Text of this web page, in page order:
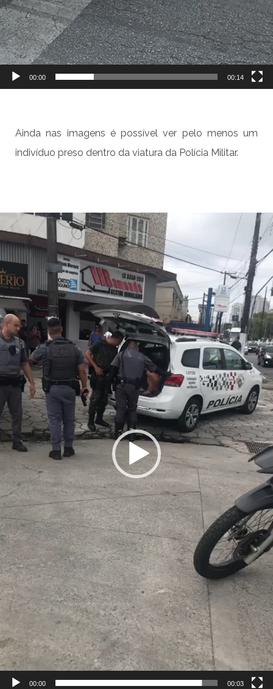
00:00 00:14
Ainda nas imagens é possível ver pelo menos um
indivíduo preso dentro da viatura da Polícia Militar.
Tocador
de
vídeo
00:00 00:03